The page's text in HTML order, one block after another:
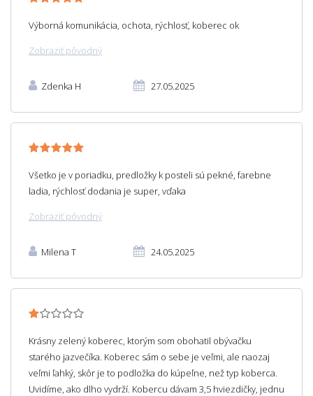
Výborná komunikácia, ochota, rýchlosť, koberec ok
Zobraziť pôvodný
Zdenka H 27.05.2025
Všetko je v poriadku, predložky k posteli sú pekné, farebne
ladia, rýchlosť dodania je super, vďaka
Zobraziť pôvodný
Milena T 24.05.2025
Krásny zelený koberec, ktorým som obohatil obývačku
starého jazvečíka. Koberec sám o sebe je veľmi, ale naozaj
veľmi ľahký, skôr je to podložka do kúpeľne, než typ koberca.
Uvidíme, ako dlho vydrží. Kobercu dávam 3,5 hviezdičky, jednu